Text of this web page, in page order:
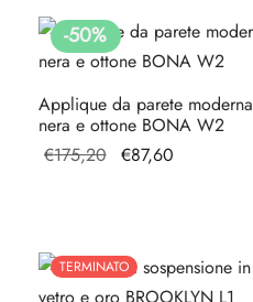
era:
€315,60.
è:
€157,80.
-50%
Applique da parete moderna
nera e ottone BONA W2
€175,20 Il prezzo
€87,60
€87,60.
TERMINATO